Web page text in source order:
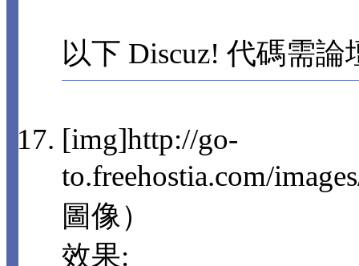
以下 Discuz! 代碼需
[img]http://go-
to.freehostia.com/
圖像）
效果: